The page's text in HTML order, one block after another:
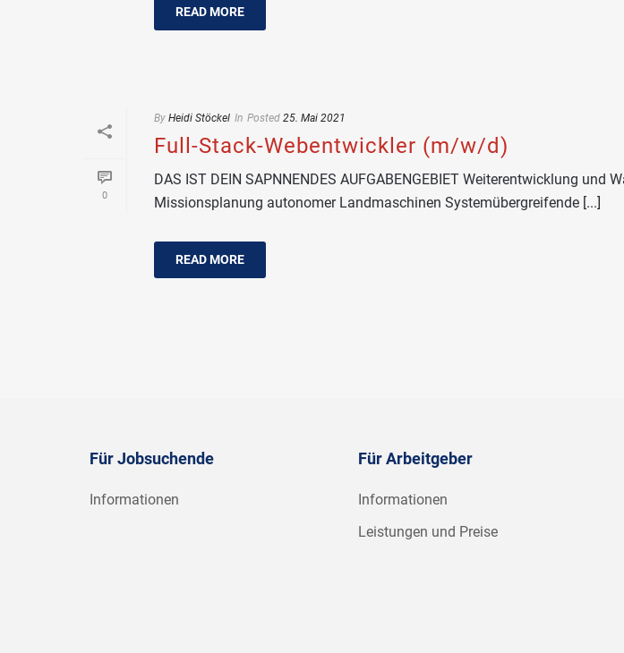
READ MORE
0
By Heidi Stöckel In Posted 25. Mai 2021
Full-Stack-Webentwickler (m/w/d)
DAS IST DEIN SAPNNENDES AUFGABENGEBIET Weiterentwicklung
Missionsplanung autonomer Landmaschinen Systemübergreifende [...]
READ MORE
Für Jobsuchende
Informationen
Für Arbeitgeber
Informationen
Leistungen und Preise